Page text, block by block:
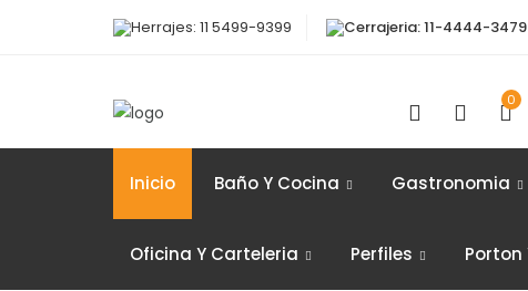
Herrajes: 11 5499-9399 Cerrajeria: 11-4444-3479
0
Inicio Baño Y Cocina Gastronomia
Oficina Y Carteleria Perfiles Porton